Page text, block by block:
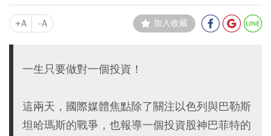
+A -A 加入收藏
一生只要做對一個投資！
這兩天，國際媒體焦點除了關注以色列與巴勒斯
坦哈瑪斯的戰爭，也報導一個投資股神巴菲特的